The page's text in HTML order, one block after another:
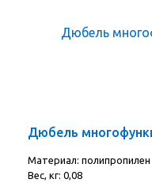
Дюбель
Материал: полипропилен
Вес, кг: 0,08